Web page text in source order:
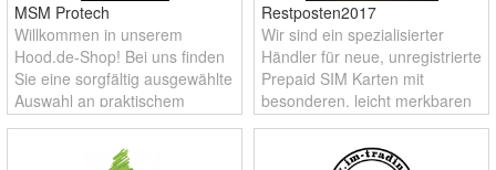
MSM Protech
Willkommen in unserem
Hood.de-Shop! Bei uns finden
Sie eine sorgfältig ausgewählte
Auswahl an praktischem
Zubehör für Smartphones und
Staubsauger. Ob Ladekabel,
Restposten2017
Wir sind ein spezialisierter
Händler für neue, unregistrierte
Prepaid SIM Karten mit
besonderen, leicht merkbaren
Rufnummern. Unser Fokus
liegt auf Qualität, Transparenz